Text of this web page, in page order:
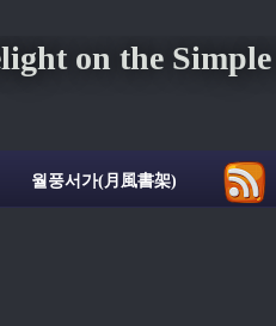
on the
월풍서가(月風書架)